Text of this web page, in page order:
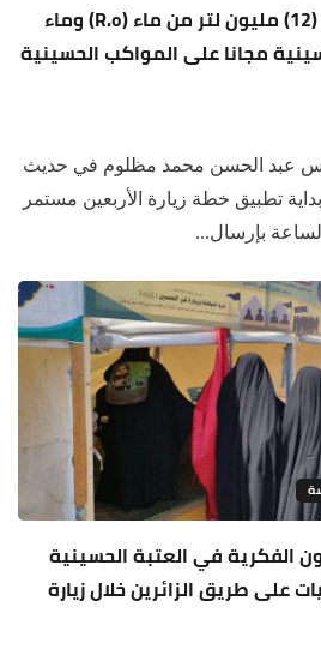
حتى (19) صفر.. أكثر من (12) مليون لتر من ماء (R.o) وماء
مجانا على المواكب الحسينية
عبد الحسن محمد مظلوم في حديث
تطبيق خطة زيارة الأربعين مستمر
بإرسال...
الفكرية في العتبة الحسينية
على طريق الزائرين خلال زيارة